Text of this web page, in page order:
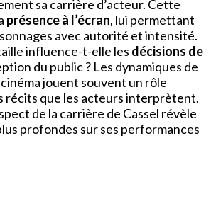
sa carrière d’acteur. Cette
présence à l’écran, lui permettant
avec autorité et intensité.
influence-t-elle les décisions de
du public ? Les dynamiques de
jouent souvent un rôle
récits que les acteurs interprètent.
de la carrière de Cassel révèle
profondes sur ses performances